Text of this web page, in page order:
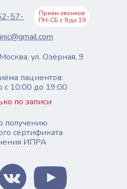
57-
ул. Озёрная, 9
пациентов:
с 10:00 до 19:00
по записи
получению
сертификата
ИПРА
Прием звонков
ПН-СБ с 9 до 19